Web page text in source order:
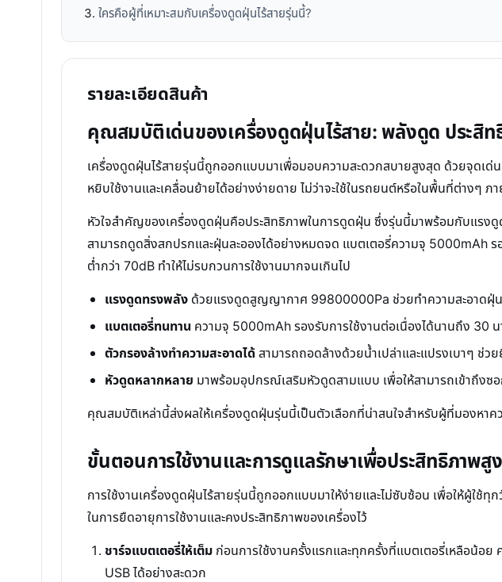
ใครคือผู้ที่เหมาะสมกับเครื่องดูดฝุ่นไร้สายรุ่นนี้?
รายละเอียดสินค้า
คุณสมบัติเด่นของเครื่องดูดฝุ่นไร้สาย: พลังดูด ประสิท
เครื่องดูดฝุ่นไร้สายรุ่นนี้ถูกออกแบบมาเพื่อมอบความสะดวกสบายสูงสุด ด้วยจุดเด่
หยิบใช้งานและเคลื่อนย้ายได้อย่างง่ายดาย ไม่ว่าจะใช้ในรถยนต์หรือในพื้นที่ต่าง
หัวใจสำคัญของเครื่องดูดฝุ่นคือประสิทธิภาพในการดูดฝุ่น ซึ่งรุ่นนี้มาพร้อมกับแร
สามารถดูดสิ่งสกปรกและฝุ่นละอองได้อย่างหมดจด แบตเตอรี่ความจุ 5000mAh
ต่ำกว่า 70dB ทำให้ไม่รบกวนการใช้งานมากจนเกินไป
แรงดูดทรงพลัง ด้วยแรงดูดสูญญากาศ 99800000Pa ช่วยทำความสะอาดฝุ่น
แบตเตอรี่ทนทาน ความจุ 5000mAh รองรับการใช้งานต่อเนื่องได้นานถึง 30
ตัวกรองล้างทำความสะอาดได้สามารถถอดล้างด้วยน้ำเปล่าและแปรงเบาๆ ช่ว
หัวดูดหลากหลาย มาพร้อมอุปกรณ์เสริมหัวดูดสามแบบ เพื่อให้สามารถเข้าถึงซ
คุณสมบัติเหล่านี้ส่งผลให้เครื่องดูดฝุ่นรุ่นนี้เป็นตัวเลือกที่น่าสนใจสำหรับผู้ที่มองหาค
ขั้นตอนการใช้งานและการดูแลรักษาเพื่อประสิทธิภาพสู
การใช้งานเครื่องดูดฝุ่นไร้สายรุ่นนี้ถูกออกแบบมาให้ง่ายและไม่ซับซ้อน เพื่อให้ผู้ใ
ในการยืดอายุการใช้งานและคงประสิทธิภาพของเครื่องไว้
ชาร์จแบตเตอรี่ให้เต็ม ก่อนการใช้งานครั้งแรกและทุกครั้งที่แบตเตอรี่เหลือน้อ
USB ได้อย่างสะดวก